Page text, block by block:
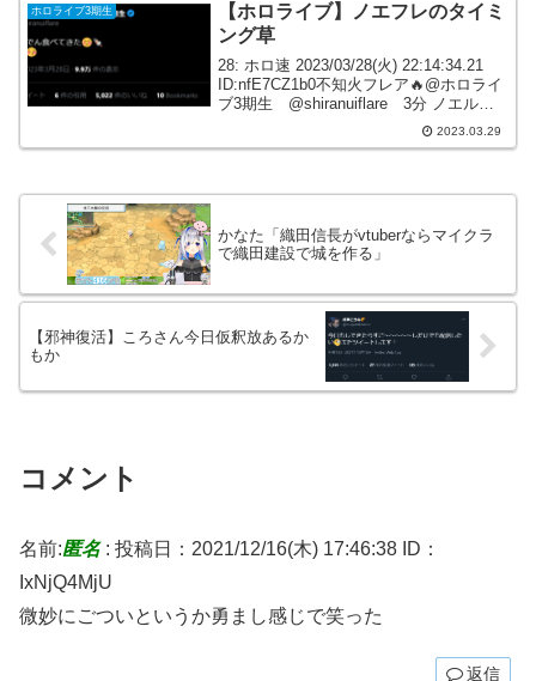
ホロライブ3期生
【ホロライブ】ノエフレのタイミ
ング草
28: ホロ速 2023/03/28(火) 22:14:34.21
ID:nfE7CZ1b0不知火フレア🔥@ホロライ
ブ3期生 @shiranuiflare 3分 ノエルと
おでん食べてきた☺🍢 癒されたぁ😚白銀
ノエル⚔ホロライブ3期生 @sh...
2023.03.29
かなた「織田信長がvtuberならマイクラ
で織田建設で城を作る」
【邪神復活】ころさん今日仮釈放あるか
もか
コメント
名前:匿名: 投稿日：2021/12/16(木) 17:46:38 ID：
IxNjQ4MjU
微妙にごついというか勇まし感じで笑った
返信